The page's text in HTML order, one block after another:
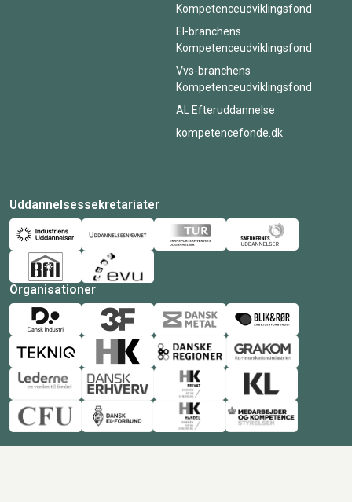
Kompetenceudviklingsfond
El-branchens
Kompetenceudviklingsfond
Vvs-branchens
Kompetenceudviklingsfond
AL Efteruddannelse
kompetencefonde.dk
Uddannelsessekretariater
Organisationer